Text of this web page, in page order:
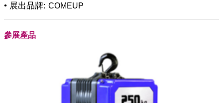
• 展出品牌: COMEUP
參展產品